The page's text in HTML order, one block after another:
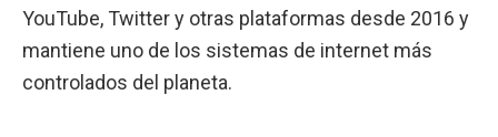
YouTube, Twitter y otras plataformas desde 2016 y
mantiene uno de los sistemas de internet más
controlados del planeta.